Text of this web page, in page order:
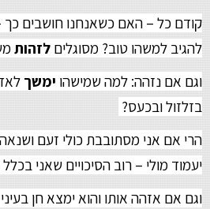
קודם כל – האם כשאנחנו חושבים כך
להגיב למשהו טוב? מסוגלים לזהות
וגם אם נזהה: למה שמישהו ימשך
בזלזול ובכעס?
הרי אם אני מסתובבת כולי זעם
יעמוד מולי – רוב הסיכויים שאני
וגם אם אזהה אותו והוא ימצא חן